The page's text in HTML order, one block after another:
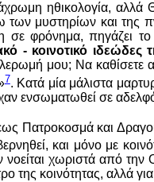
ηθικολογία, αλλά
μυστηρίων και της
σε φρόνημα,
- κοινοτικό
μου; Να καθίσετε
7. Κατά μία μάλιστα
ενσωματωθεί σε
Πατροκοσμά και
και μόνο με
χωριστά από
της κοινότητας, αλλά